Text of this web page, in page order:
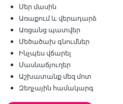
Մեր մասին
Առաքում և վերադարձ
Առցանց պատվեր
Մեծածախ գնումներ
Ինչպես վճարել
Մասնաճյուղեր
Աշխատանք մեզ մոտ
Զեղչային համակարգ